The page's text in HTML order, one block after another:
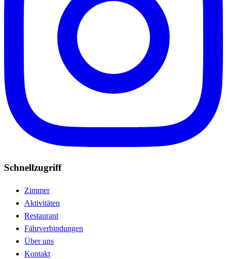
Schnellzugriff
Zimmer
Aktivitäten
Restaurant
Fährverbindungen
Über uns
Kontakt